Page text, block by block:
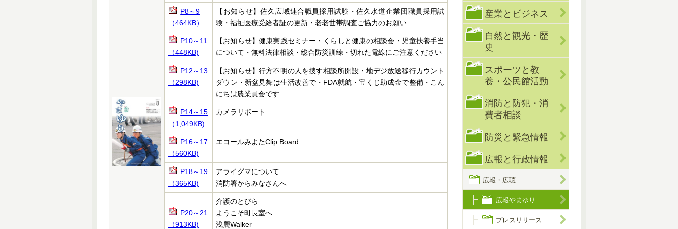
P8～9
（464KB）
【お知らせ】佐久広域連合職員採用試験・佐久水道企業団職員採用試
験・福祉医療受給者証の更新・老老世帯調査ご協力のお願い
P10～11
（448KB)
【お知らせ】健康実践セミナー・くらしと健康の相談会・児童扶養手当
について・無料法律相談・総合防災訓練・切れた電線にご注意ください
P12～13
（298KB)
【お知らせ】行方不明の人を捜す相談所開設・地デジ放送移行カウント
ダウン・新盆見舞は生活改善で・FDA就航・宝くじ助成金で整備・こん
にちは農業員会です
P14～15
（1,049KB)
カメラリポート
P16～17
（560KB)
エコールみよたClip Board
P18～19
（365KB)
アライグマについて
消防署からみなさんへ
P20～21
（913KB)
介護のとびら
ようこそ町長室へ
浅麓Walker
産業とビジネス
自然と観光・歴
史
スポーツと教
養・公民館活動
消防と防犯・消
費者相談
防災と緊急情報
広報と行政情報
広報・広聴
広報やまゆり
プレスリリース